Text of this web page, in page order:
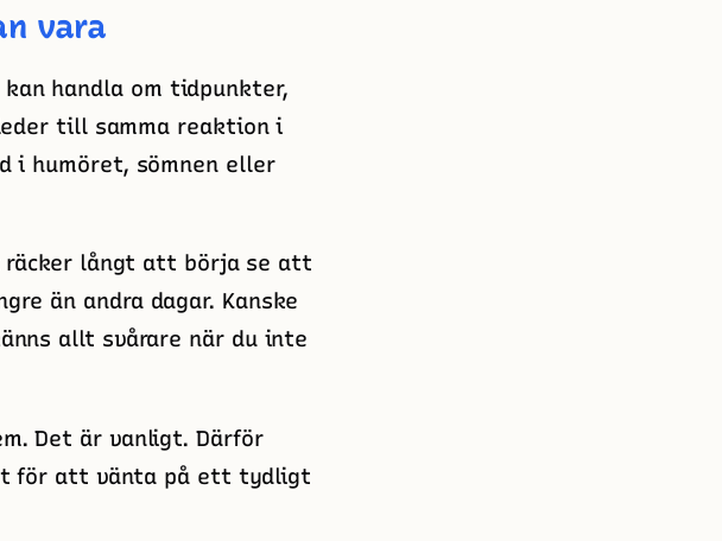
vara
handla om tidpunkter,
till samma reaktion i
i humöret, sömnen eller
långt att börja se att
än andra dagar. Kanske
allt svårare när du inte
Det är vanligt. Därför
för att vänta på ett tydligt